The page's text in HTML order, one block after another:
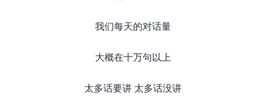
我们每天的对话量
大概在十万句以上
太多话要讲 太多话没讲